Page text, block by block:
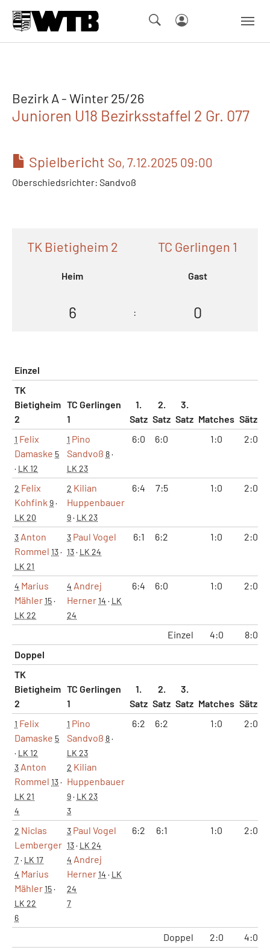
Bezirk A - Winter 25/26
Junioren U18 Bezirksstaffel 2 Gr. 077
Spielbericht So, 7.12.2025 09:00
Oberschiedsrichter: Sandvoß
TK Bietigheim 2
Heim
TC Gerlingen 1
Gast
6 : 0
Einzel
TK
Bietigheim
2
TC Gerlingen
1
1.
Satz
2.
Satz
3.
Satz Matches Sätze
1 Felix
Damaske 5
· LK 12
1 Pino
Sandvoß 8·
LK 23
6:0 6:0 1:0 2:0
2 Felix
Kohfink 9·
LK 20
2 Kilian
Huppenbauer
9· LK 23
6:4 7:5 1:0 2:0
3 Anton
Rommel 13·
LK 21
3 Paul Vogel
13· LK 24
6:1 6:2 1:0 2:0
4 Marius
Mähler15·
LK 22
4 Andrej
Herner14 · LK
24
6:4 6:0 1:0 2:0
Einzel 4:0
8:0
Doppel
TK
Bietigheim
2
TC Gerlingen
1
1.
Satz
2.
Satz
3.
Satz Matches Sätze
1 Felix
Damaske 5
· LK 12
3 Anton
Rommel 13·
LK 21
4
1 Pino
Sandvoß 8·
LK 23
2 Kilian
Huppenbauer
9· LK 23
3
6:2 6:2 1:0 2:0
2 Niclas
Lemberger
7· LK 17
4 Marius
Mähler15·
LK 22
6
3 Paul Vogel
13· LK 24
4 Andrej
Herner14 · LK
24
7
6:2 6:1 1:0 2:0
Doppel 2:0
4:0